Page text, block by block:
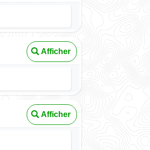
Afficher
Afficher